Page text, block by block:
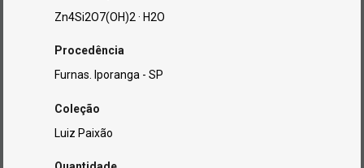
Zn4Si2O7(OH)2 · H2O
Procedência
Furnas. Iporanga - SP
Coleção
Luiz Paixão